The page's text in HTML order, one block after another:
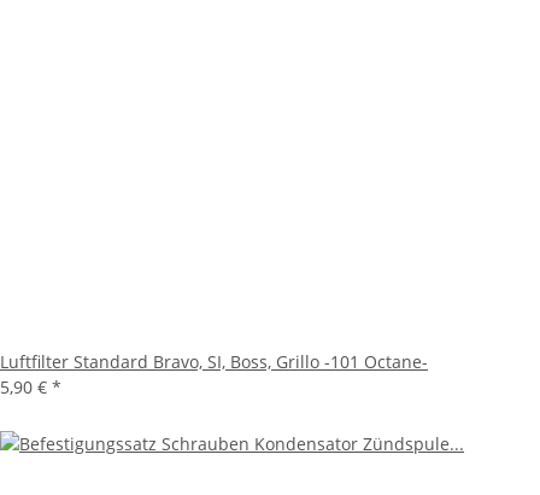
Luftfilter Standard Bravo, SI, Boss, Grillo -101 Octane-
5,90 € *